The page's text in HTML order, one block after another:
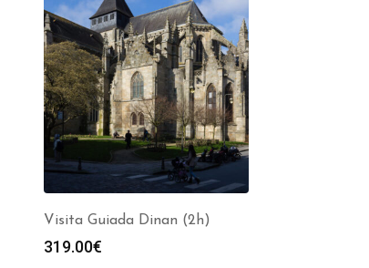
Visita Guiada Dinan (2h)
319.00€